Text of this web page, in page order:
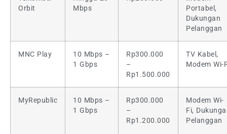
Orbit
Mbps
Portabel,
Dukungan
Pelanggan
MNC Play
10 Mbps –
1 Gbps
Rp300.000
–
Rp1.500.000
TV Kabel,
Modem Wi-
MyRepublic
10 Mbps –
1 Gbps
Rp300.000
–
Rp1.200.000
Modem Wi-
Fi,
Pelanggan